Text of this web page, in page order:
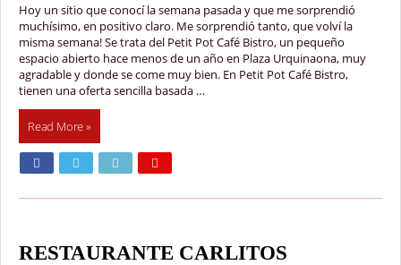
Hoy un sitio que conocí la semana pasada y que me sorprendió
muchísimo, en positivo claro. Me sorprendió tanto, que volví la
misma semana! Se trata del Petit Pot Café Bistro, un pequeño
espacio abierto hace menos de un año en Plaza Urquinaona, muy
agradable y donde se come muy bien. En Petit Pot Café Bistro,
tienen una oferta sencilla basada …
Read More »
RESTAURANTE CARLITOS